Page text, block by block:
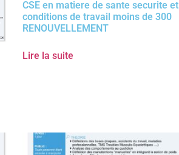
CSE en matiere de sante securite et
conditions de travail moins de 300
RENOUVELLEMENT
Lire la suite